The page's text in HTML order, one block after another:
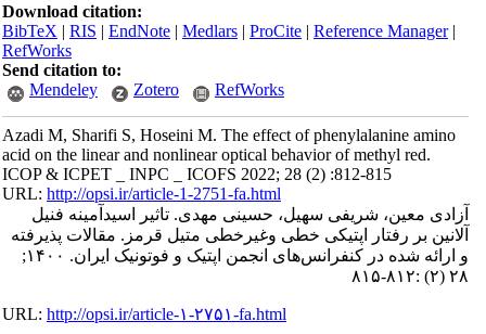
Download citation:
BibTeX|RIS|EndNote|Medlars|ProCite|Reference Manager
RefWorks
Send citation to:
Mendeley
Zotero RefWorks
Azadi M, Sharifi S, Hoseini M. The effect of phenylalanine amino
acid on the linear and nonlinear optical behavior of methyl red.
ICOP & ICPET _ INPC _ ICOFS 2022; 28 (2) :812-815
URL:http://opsi.ir/article-1-2751-fa.html
آزادی معین، شریفی سهیل، حسینی مهدی. تاثیر اسیدآمینه فنیل
آلانین بر رفتار اپتیکی خطی وغیرخطی متیل قرمز. مقالات پذیرفته
و ارائه شده در کنفرانس‌های انجمن اپتیک و فوتونیک ایران. ۱۴۰۰;
۲۸ (۲) :۸۱۲-۸۱۵
URL:http://opsi.ir/article-۱-۲۷۵۱-fa.html